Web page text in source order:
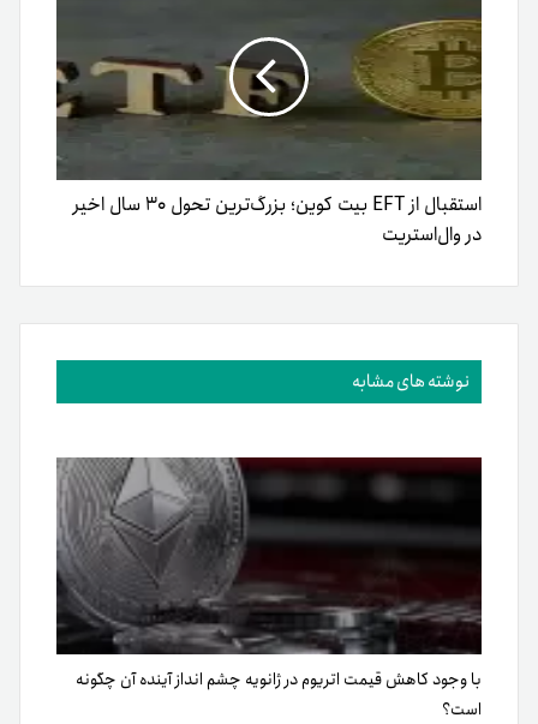
استقبال از EFT بیت کوین؛ بزرگ‌ترین تحول ۳۰ سال اخیر
در وال‌استریت
نوشته های مشابه
با وجود کاهش قیمت اتریوم در ژانویه چشم انداز آینده آن چگونه
است؟